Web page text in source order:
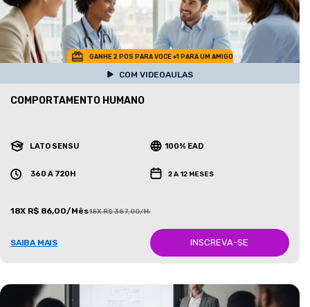
GANHE 2 POS PARA VOCE +1 PARA UM AMIGO
COM VIDEOAULAS
COMPORTAMENTO HUMANO
LATO SENSU 100% EAD
360 A 720H 2 A 12 MESES
18X R$ 86,00/Mês18X R$ 387,00/Mês
SAIBA MAIS INSCREVA-SE